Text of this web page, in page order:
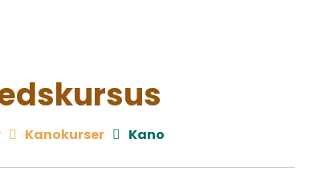
Kanokurser Kano